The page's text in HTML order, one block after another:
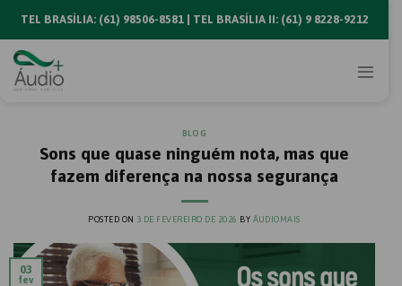
content
TEL BRASÍLIA: (61) 98506-8581 | TEL BRASÍLIA II: (61) 9 8228-9212
BLOG
Sons que quase ninguém nota, mas que
fazem diferença na nossa segurança
POSTED ON 3 DE FEVEREIRO DE 2026 BY ÁUDIOMAIS
03
fev